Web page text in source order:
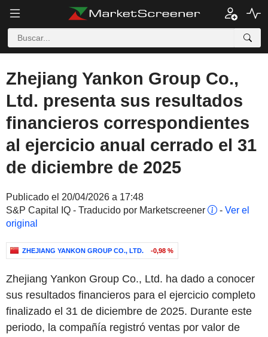
Zhejiang Yankon Group Co.,
Ltd. presenta sus resultados
financieros correspondientes
al ejercicio anual cerrado el 31
de diciembre de 2025
Publicado el 20/04/2026 a 17:48
S&P Capital IQ - Traducido por Marketscreener
- Ver el
original
ZHEJIANG YANKON GROUP CO., LTD. -0,98 %
Zhejiang Yankon Group Co., Ltd. ha dado a conocer
sus resultados financieros para el ejercicio completo
finalizado el 31 de diciembre de 2025. Durante este
periodo, la compañía registró ventas por valor de